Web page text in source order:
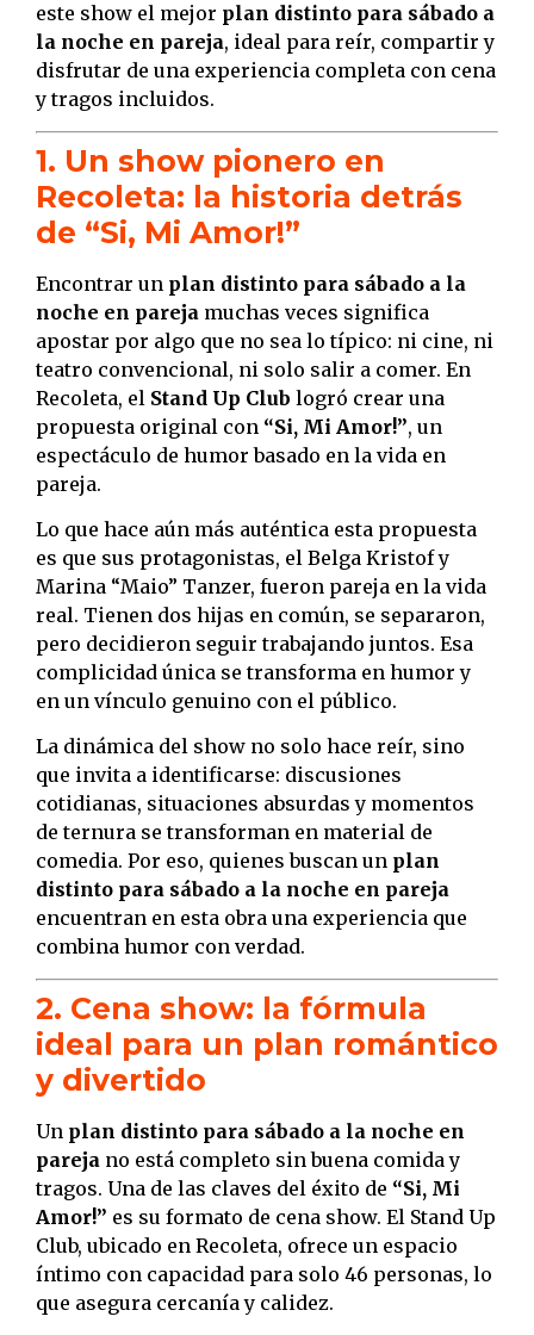
este show el mejor plan distinto para sábado a
la noche en pareja, ideal para reír, compartir y
disfrutar de una experiencia completa con cena
y tragos incluidos.
1. Un show pionero en
Recoleta: la historia detrás
de “Si, Mi Amor!”
Encontrar un plan distinto para sábado a la
noche en pareja muchas veces significa
apostar por algo que no sea lo típico: ni cine, ni
teatro convencional, ni solo salir a comer. En
Recoleta, el Stand Up Club logró crear una
propuesta original con “Si, Mi Amor!”, un
espectáculo de humor basado en la vida en
pareja.
Lo que hace aún más auténtica esta propuesta
es que sus protagonistas, el Belga Kristof y
Marina “Maio” Tanzer, fueron pareja en la vida
real. Tienen dos hijas en común, se separaron,
pero decidieron seguir trabajando juntos. Esa
complicidad única se transforma en humor y
en un vínculo genuino con el público.
La dinámica del show no solo hace reír, sino
que invita a identificarse: discusiones
cotidianas, situaciones absurdas y momentos
de ternura se transforman en material de
comedia. Por eso, quienes buscan un plan
distinto para sábado a la noche en pareja
encuentran en esta obra una experiencia que
combina humor con verdad.
2. Cena show: la fórmula
ideal para un plan romántico
y divertido
Un plan distinto para sábado a la noche en
pareja no está completo sin buena comida y
tragos. Una de las claves del éxito de “Si, Mi
Amor!” es su formato de cena show. El Stand Up
Club, ubicado en Recoleta, ofrece un espacio
íntimo con capacidad para solo 46 personas, lo
que asegura cercanía y calidez.